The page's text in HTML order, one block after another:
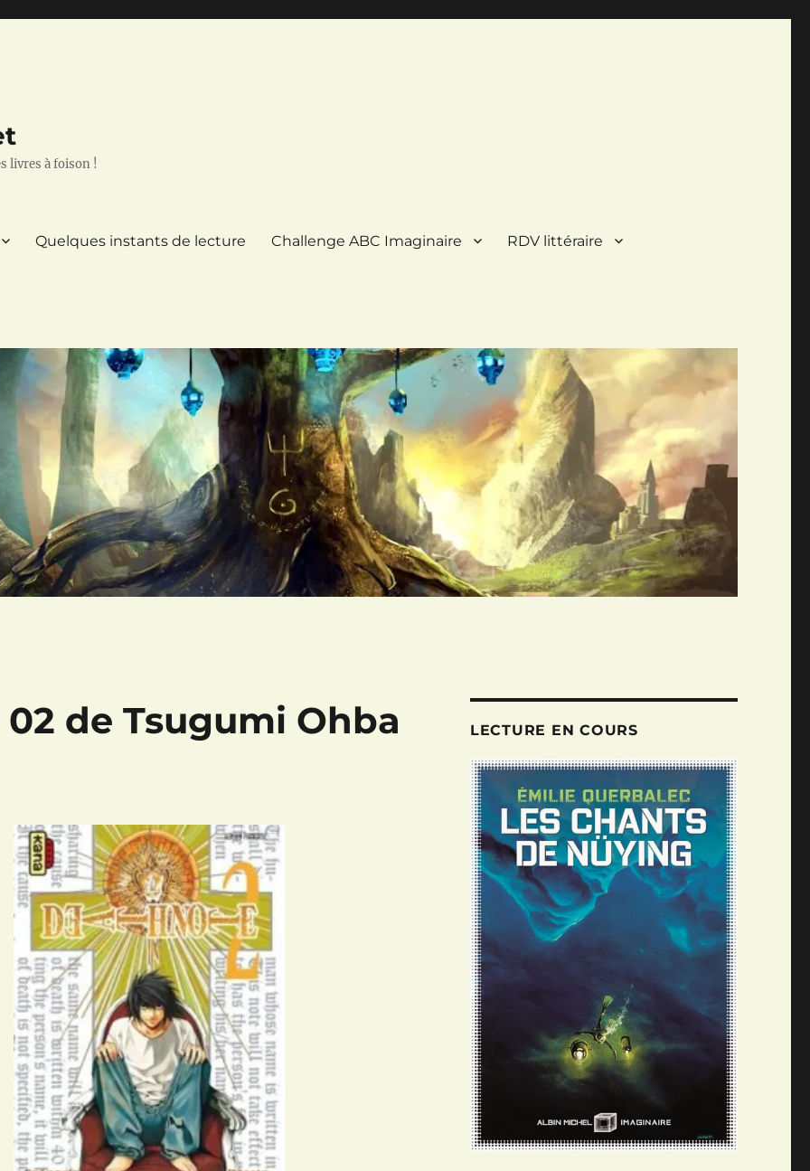
livres à foison !
Quelques instants de lecture Challenge ABC Imaginaire RDV littéraire
de Tsugumi Ohba
LECTURE EN COURS